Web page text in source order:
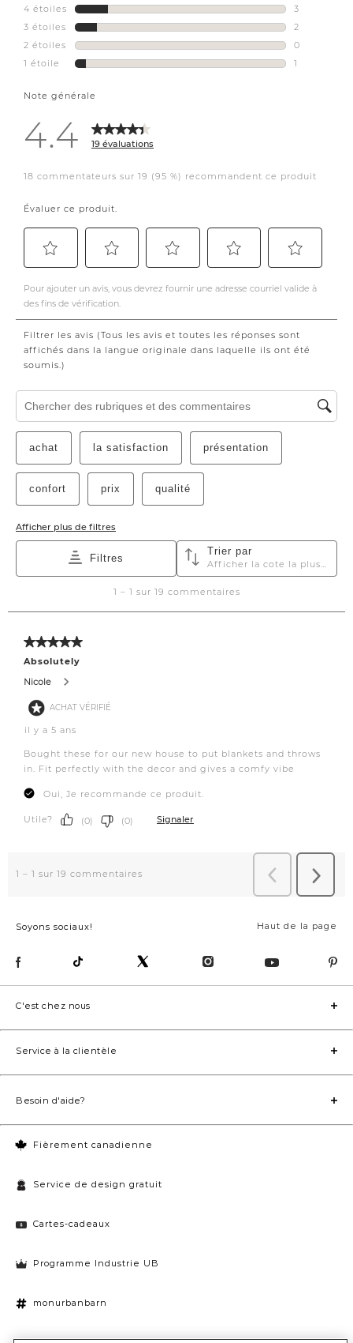
Haut de la page
Soyons sociaux!
Fièrement canadienne
Service de design gratuit
Cartes-cadeaux
Programme Industrie UB
monurbanbarn
C'est chez nous
Service à la clientèle
Besoin d'aide?